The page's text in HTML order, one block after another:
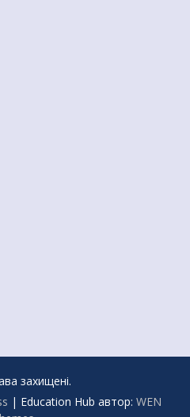
захищені.
| Education Hub автор: WEN